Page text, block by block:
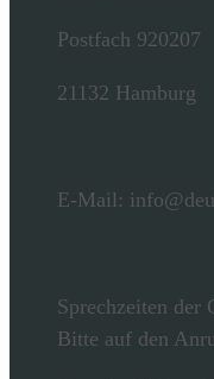
Postfach 920207
21132 Hamburg
E-Mail:
Sprechzeiten der
Bitte auf den